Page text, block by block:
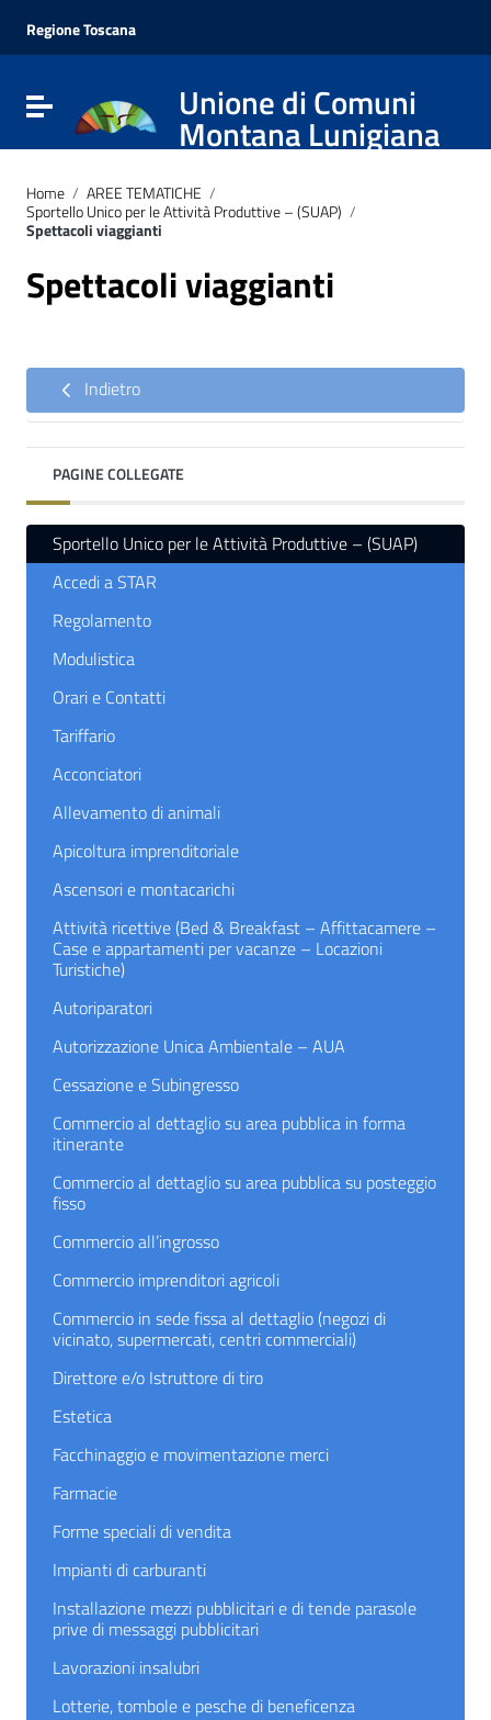
Vai al menu di navigazione
Vai al footer
Regione Toscana
Attiva / disattiva la navigazioneUnione di Comuni
Montana Lunigiana
Home / AREE TEMATICHE /
Sportello Unico per le Attività Produttive – (SUAP) /
Spettacoli viaggianti
Spettacoli viaggianti
Indietro
PAGINE COLLEGATE
Sportello Unico per le Attività Produttive – (SUAP)
Accedi a STAR
Regolamento
Modulistica
Orari e Contatti
Tariffario
Acconciatori
Allevamento di animali
Apicoltura imprenditoriale
Ascensori e montacarichi
Attività ricettive (Bed & Breakfast – Affittacamere –
Case e appartamenti per vacanze – Locazioni
Turistiche)
Autoriparatori
Autorizzazione Unica Ambientale – AUA
Cessazione e Subingresso
Commercio al dettaglio su area pubblica in forma
itinerante
Commercio al dettaglio su area pubblica su posteggio
fisso
Commercio all’ingrosso
Commercio imprenditori agricoli
Commercio in sede fissa al dettaglio (negozi di
vicinato, supermercati, centri commerciali)
Direttore e/o Istruttore di tiro
Estetica
Facchinaggio e movimentazione merci
Farmacie
Forme speciali di vendita
Impianti di carburanti
Installazione mezzi pubblicitari e di tende parasole
prive di messaggi pubblicitari
Lavorazioni insalubri
Lotterie, tombole e pesche di beneficenza